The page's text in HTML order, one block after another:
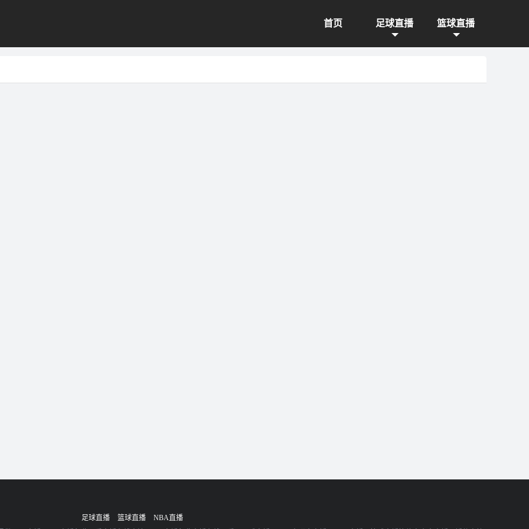
首页 足球直播 篮球直播
足球直播 篮球直播
NBA直播